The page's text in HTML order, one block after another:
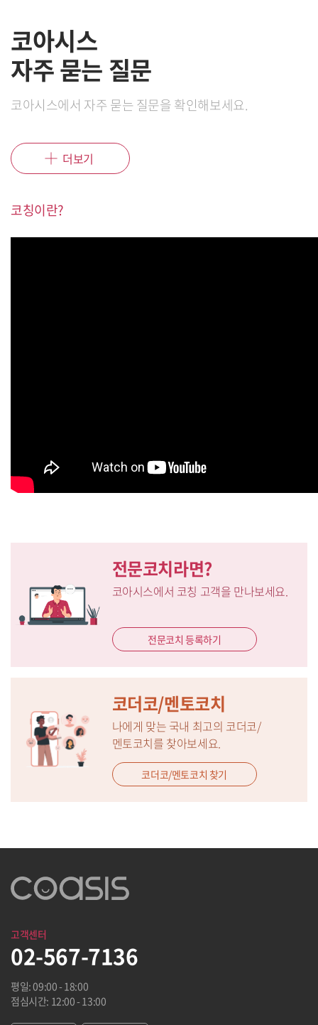
코아시스
자주 묻는 질문
코아시스에서 자주 묻는 질문을 확인해보세요.
더보기
코칭이란?
전문코치라면?
코아시스에서 코칭 고객을 만나보세요.
전문코치 등록하기
코더코/멘토코치
나에게 맞는 국내 최고의 코더코/
멘토코치를 찾아보세요.
코더코/멘토코치 찾기
고객센터
02-567-7136
평일: 09:00 - 18:00
점심시간: 12:00 - 13:00